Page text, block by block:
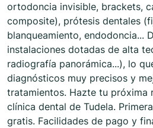
ortodoncia invisible, brackets,
composite), prótesis dentales
blanqueamiento, endodoncia...
instalaciones dotadas de alta
radiografía panorámica...), lo
diagnósticos muy precisos y
tratamientos. Hazte tu próxima
clínica dental de Tudela.
gratis. Facilidades de pago y